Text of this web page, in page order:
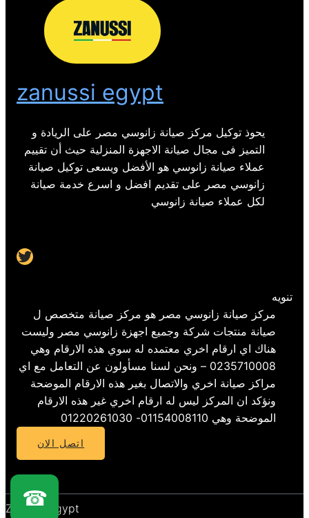
zanussi egypt
يحوذ توكيل مركز صيانة زانوسي مصر على الريادة و
التميز فى مجال صيانة الاجهزة المنزلية حيث أن تقييم
عملاء صيانة زانوسي هو الأفضل ويسعى توكيل صيانة
زانوسي مصر على تقديم افضل و اسرع خدمة صيانة
لكل عملاء صيانة زانوسي
Twitter
تنويه
مركز صيانة زانوسي مصر هو مركز صيانة متخصص ل
صيانة منتجات شركة وجميع اجهزة زانوسي مصر وليست
هناك اي ارقام اخري معتمده له سوي هذه الارقام وهي
0235710008 – ونحن لسنا مسأولون عن التعامل مع اي
مراكز صيانة اخري والاتصال بغير هذه الارقام الموضحة
ونؤكد ان المركز ليس له ارقام اخري غير هذه الارقام
الموضحة وهي 01154008110- 01220261030
اتصل الان
Zanussi Egypt
☎